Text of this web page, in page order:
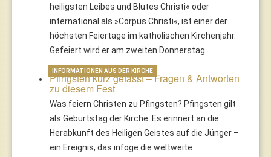
heiligsten Leibes und Blutes Christi« oder
international als »Corpus Christi«, ist einer der
höchsten Feiertage im katholischen Kirchenjahr.
Gefeiert wird er am zweiten Donnerstag…
Pfingsten kurz gefasst – Fragen & Antworten
zu diesem Fest
Was feiern Christen zu Pfingsten? Pfingsten gilt
als Geburtstag der Kirche. Es erinnert an die
Herabkunft des Heiligen Geistes auf die Jünger –
ein Ereignis, das infoge die weltweite
INFORMATIONEN AUS DER KIRCHE